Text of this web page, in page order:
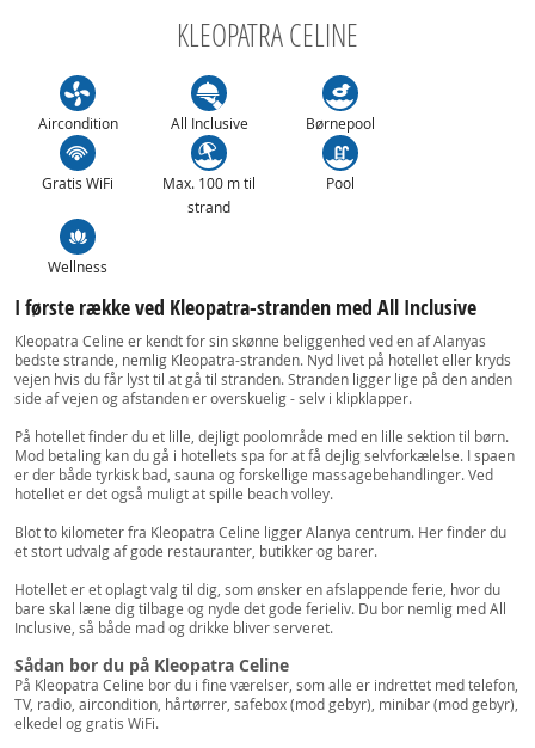
KLEOPATRA CELINE
Aircondition All Inclusive Børnepool
Gratis WiFi
Max. 100 m til
strand
Pool
Wellness
I første række ved Kleopatra-stranden med All Inclusive
Kleopatra Celine er kendt for sin skønne beliggenhed ved en af Alanyas
bedste strande, nemlig Kleopatra-stranden. Nyd livet på hotellet eller kryds
vejen hvis du får lyst til at gå til stranden. Stranden ligger lige på den anden
side af vejen og afstanden er overskuelig - selv i klipklapper.
På hotellet finder du et lille, dejligt poolområde med en lille sektion til børn.
Mod betaling kan du gå i hotellets spa for at få dejlig selvforkælelse. I spaen
er der både tyrkisk bad, sauna og forskellige massagebehandlinger. Ved
hotellet er det også muligt at spille beach volley.
Blot to kilometer fra Kleopatra Celine ligger Alanya centrum. Her finder du
et stort udvalg af gode restauranter, butikker og barer.
Hotellet er et oplagt valg til dig, som ønsker en afslappende ferie, hvor du
bare skal læne dig tilbage og nyde det gode ferieliv. Du bor nemlig med All
Inclusive, så både mad og drikke bliver serveret.
Sådan bor du på Kleopatra Celine
På Kleopatra Celine bor du i fine værelser, som alle er indrettet med telefon,
TV, radio, aircondition, hårtørrer, safebox (mod gebyr), minibar (mod gebyr),
elkedel og gratis WiFi.